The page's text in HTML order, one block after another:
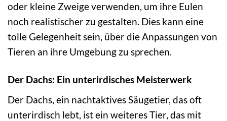
oder kleine Zweige verwenden, um ihre Eulen
noch realistischer zu gestalten. Dies kann eine
tolle Gelegenheit sein, über die Anpassungen von
Tieren an ihre Umgebung zu sprechen.
Der Dachs: Ein unterirdisches Meisterwerk
Der Dachs, ein nachtaktives Säugetier, das oft
unterirdisch lebt, ist ein weiteres Tier, das mit